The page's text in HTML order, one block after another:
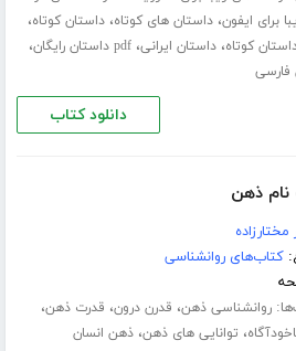
برای ایفون،داستان های کوتاه،داستان کوتاه،
کوتاه،داستان ایرانی،pdf داستان رایگان ،
فارسی
دانلود کتاب
نام ذهن
مختارزاده
کتاب‌های روانشناسی
روانشناسی ذهن، قدرن درون، قدرت ذهن،
، توانایی های ذهن،ذهن انسان